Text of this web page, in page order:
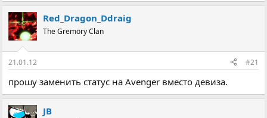
Red_Dragon_Ddraig
The Gremory Clan
21.01.12 #21
прошу заменить статус на Avenger вместо девиза.
JB